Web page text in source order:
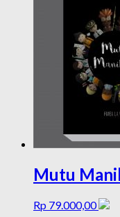
Mutu
Rp 79.000,00